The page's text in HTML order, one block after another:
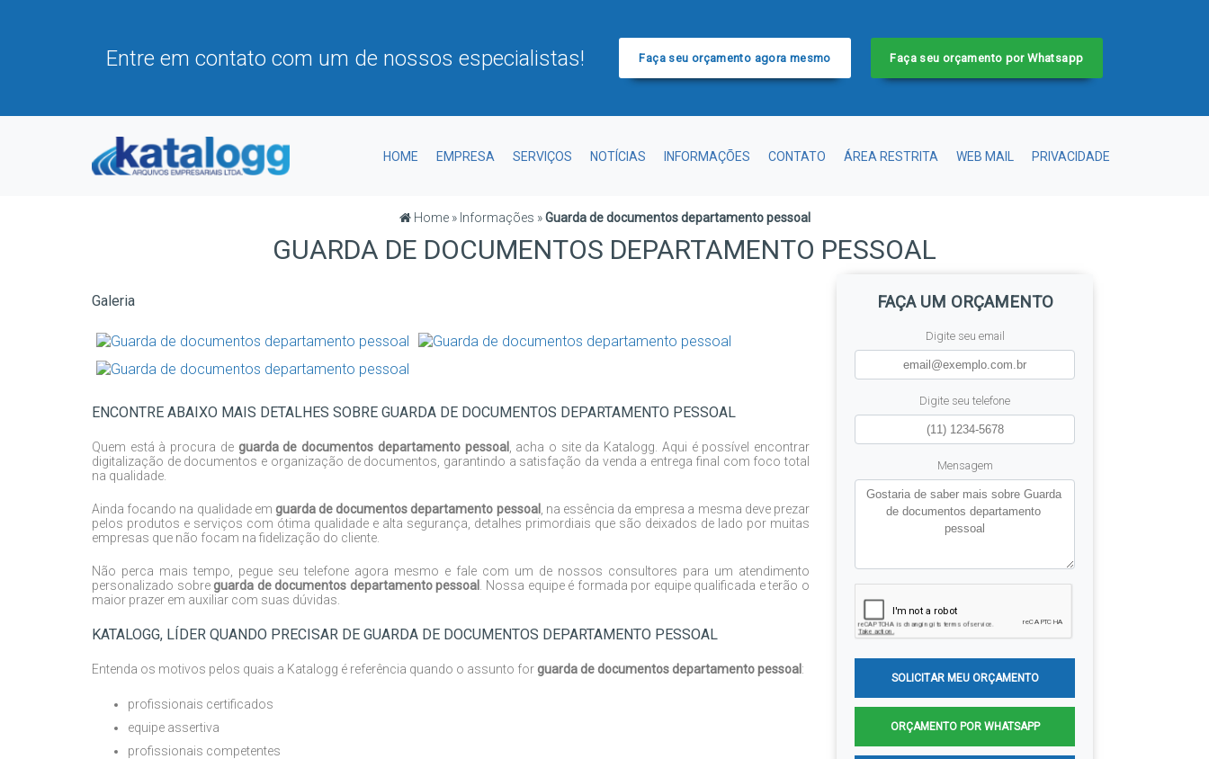
Entre em contato com um de nossos especialistas! Faça seu orçamento agora mesmo Faça seu orçamento por Whatsapp
HOME EMPRESA SERVIÇOS NOTÍCIAS INFORMAÇÕES CONTATO ÁREA RESTRITA WEB MAIL PRIVACIDADE
Home » Informações »Guarda de documentos departamento pessoal
GUARDA DE DOCUMENTOS DEPARTAMENTO PESSOAL
Galeria
ENCONTRE ABAIXO MAIS DETALHES SOBRE GUARDA DE DOCUMENTOS DEPARTAMENTO PESSOAL
Quem está à procura de guarda de documentos departamento pessoal, acha o site da Katalogg. Aqui é possível encontrar
digitalização de documentos e organização de documentos, garantindo a satisfação da venda a entrega final com foco total
na qualidade.
Ainda focando na qualidade em guarda de documentos departamento pessoal, na essência da empresa a mesma deve prezar
pelos produtos e serviços com ótima qualidade e alta segurança, detalhes primordiais que são deixados de lado por muitas
empresas que não focam na fidelização do cliente.
Não perca mais tempo, pegue seu telefone agora mesmo e fale com um de nossos consultores para um atendimento
personalizado sobreguarda de documentos departamento pessoal . Nossa equipe é formada por equipe qualificada e terão o
maior prazer em auxiliar com suas dúvidas.
KATALOGG, LÍDER QUANDO PRECISAR DE GUARDA DE DOCUMENTOS DEPARTAMENTO PESSOAL
Entenda os motivos pelos quais a Katalogg é referência quando o assunto forguarda de documentos departamento pessoal:
profissionais certificados
equipe assertiva
profissionais competentes
FAÇA UM ORÇAMENTO
Digite seu email
Digite seu telefone
Mensagem
SOLICITAR MEU ORÇAMENTO
ORÇAMENTO POR WHATSAPP